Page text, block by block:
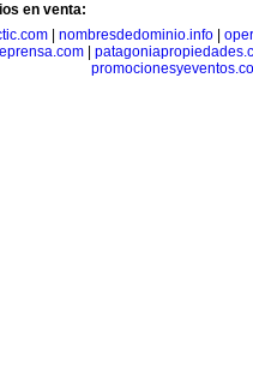
en venta:
| nombresdedominio.info|
|